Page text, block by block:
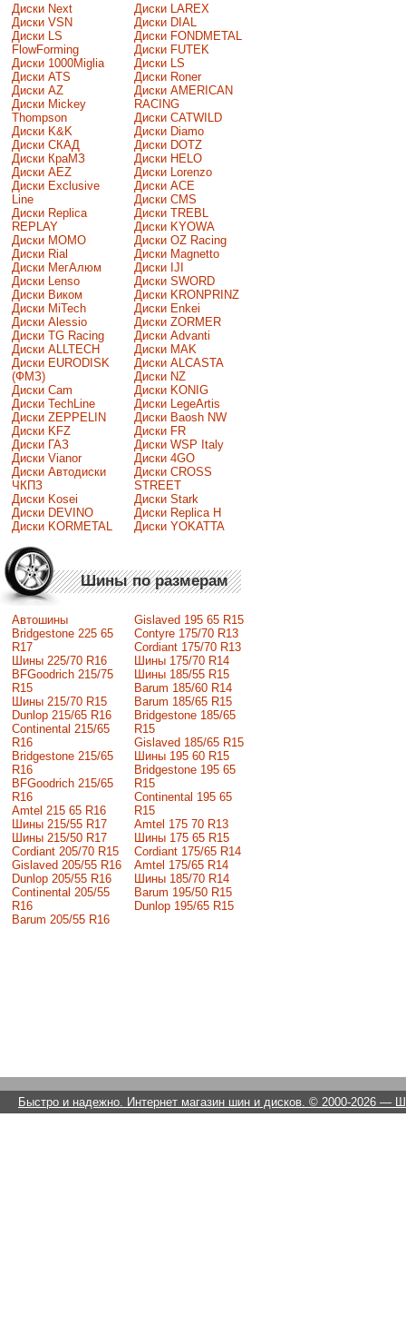
Диски Next
Диски VSN
Диски LS
FlowForming
Диски 1000Miglia
Диски ATS
Диски AZ
Диски Mickey
Thompson
Диски K&K
Диски СКАД
Диски КраМЗ
Диски AEZ
Диски Exclusive
Line
Диски Replica
REPLAY
Диски MOMO
Диски Rial
Диски МегАлюм
Диски Lenso
Диски Виком
Диски MiTech
Диски Alessio
Диски TG Racing
Диски ALLTECH
Диски EURODISK
(ФМЗ)
Диски Cam
Диски TechLine
Диски ZEPPELIN
Диски KFZ
Диски ГАЗ
Диски Vianor
Диски Автодиски
ЧКПЗ
Диски Kosei
Диски DEVINO
Диски KORMETAL
Диски LAREX
Диски DIAL
Диски FONDMETAL
Диски FUTEK
Диски LS
Диски Roner
Диски AMERICAN
RACING
Диски CATWILD
Диски Diamo
Диски DOTZ
Диски HELO
Диски Lorenzo
Диски ACE
Диски CMS
Диски TREBL
Диски KYOWA
Диски OZ Racing
Диски Magnetto
Диски IJI
Диски SWORD
Диски KRONPRINZ
Диски Enkei
Диски ZORMER
Диски Advanti
Диски MAK
Диски ALCASTA
Диски NZ
Диски KONIG
Диски LegeArtis
Диски Baosh NW
Диски FR
Диски WSP Italy
Диски 4GO
Диски CROSS
STREET
Диски Stark
Диски Replica H
Диски YOKATTA
Шины по размерам
Автошины
Bridgestone 225 65
R17
Шины 225/70 R16
BFGoodrich 215/75
R15
Шины 215/70 R15
Dunlop 215/65 R16
Continental 215/65
R16
Bridgestone 215/65
R16
BFGoodrich 215/65
R16
Amtel 215 65 R16
Шины 215/55 R17
Шины 215/50 R17
Сordiant 205/70 R15
Gislaved 205/55 R16
Dunlop 205/55 R16
Continental 205/55
R16
Barum 205/55 R16
Gislaved 195 65 R15
Contyre 175/70 R13
Cordiant 175/70 R13
Шины 175/70 R14
Шины 185/55 R15
Barum 185/60 R14
Barum 185/65 R15
Bridgestone 185/65
R15
Gislaved 185/65 R15
Шины 195 60 R15
Bridgestone 195 65
R15
Continental 195 65
R15
Amtel 175 70 R13
Шины 175 65 R15
Cordiant 175/65 R14
Amtel 175/65 R14
Шины 185/70 R14
Barum 195/50 R15
Dunlop 195/65 R15
Быстро и надежно. Интернет магазин шин и дисков. © 2000-2026 —